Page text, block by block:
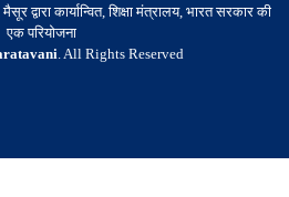
द्वारा कार्यान्वित, शिक्षा मंत्रालय, भारत सरकार की
एक परियोजना
. All Rights Reserved